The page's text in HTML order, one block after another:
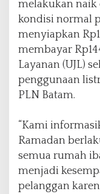
melakukan naik
kondisi normal
menyiapkan
membayar
Layanan (UJL)
penggunaan
PLN Batam.
“Kami
Ramadan
semua rumah
menjadi
pelanggan